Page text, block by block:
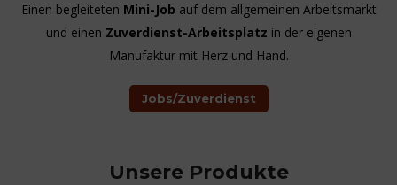
Einen begleiteten Mini-Job auf dem allgemeinen Arbeitsmarkt
und einen Zuverdienst-Arbeitsplatz in der eigenen
Manufaktur mit Herz und Hand.
Jobs/Zuverdienst
Unsere Produkte